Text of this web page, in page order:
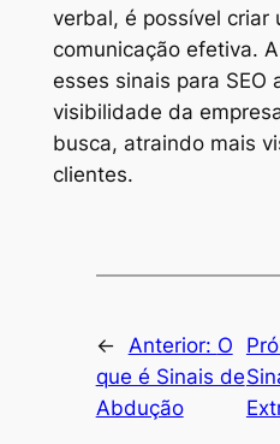
verbal, é possível criar
comunicação efetiva.
esses sinais para SEO
visibilidade da
busca, atraindo mais
clientes.
← Anterior: O
que é Sinais de
Abdução